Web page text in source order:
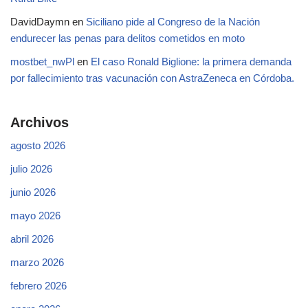
DavidDaymn en Siciliano pide al Congreso de la Nación
endurecer las penas para delitos cometidos en moto
mostbet_nwPl en El caso Ronald Biglione: la primera demanda
por fallecimiento tras vacunación con AstraZeneca en Córdoba.
Archivos
agosto 2026
julio 2026
junio 2026
mayo 2026
abril 2026
marzo 2026
febrero 2026